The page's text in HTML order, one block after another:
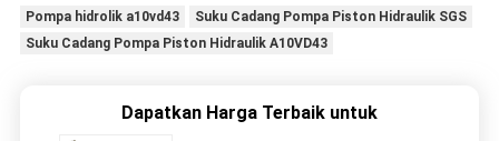
Pompa hidrolik a10vd43
Suku Cadang Pompa Piston Hidraulik SGS
Suku Cadang Pompa Piston Hidraulik A10VD43
Dapatkan Harga Terbaik untuk